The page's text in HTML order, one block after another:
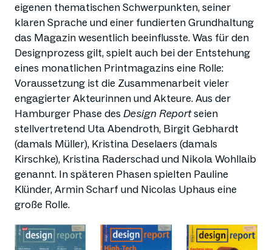
eigenen thematischen Schwerpunkten, seiner
klaren Sprache und einer fundierten Grundhaltung
das Magazin wesentlich beeinflusste. Was für den
Designprozess gilt, spielt auch bei der Entstehung
eines monatlichen Printmagazins eine Rolle:
Voraussetzung ist die Zusammenarbeit vieler
engagierter Akteurinnen und Akteure. Aus der
Hamburger Phase des Design Reportseien
stellvertretend Uta Abendroth, Birgit Gebhardt
(damals Müller), Kristina Deselaers (damals
Kirschke), Kristina Raderschad und Nikola Wohllaib
genannt. In späteren Phasen spielten Pauline
Klünder, Armin Scharf und Nicolas Uphaus eine
große Rolle.